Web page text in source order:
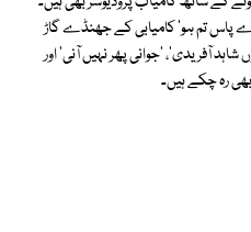
پاس تم ہو' کامیابی کے جھنڈے گاڑ
آفریدی'، 'جوانی پھر نہیں آنی' اور